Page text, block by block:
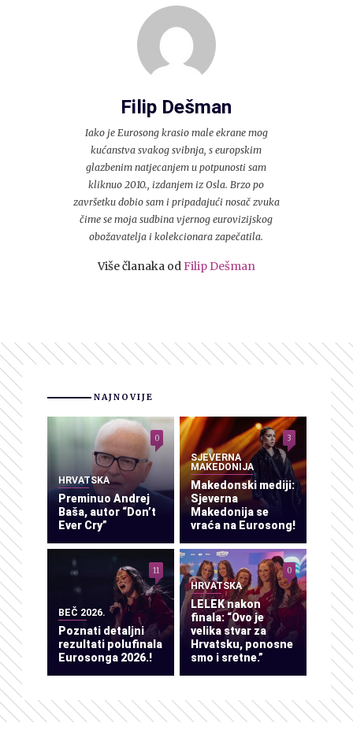
Filip Dešman
Iako je Eurosong krasio male ekrane mog
kućanstva svakog svibnja, s europskim
glazbenim natjecanjem u potpunosti sam
kliknuo 2010., izdanjem iz Osla. Brzo po
završetku dobio sam i pripadajući nosač zvuka
čime se moja sudbina vjernog eurovizijskog
obožavatelja i kolekcionara zapečatila.
Više članaka odFilip Dešman
NAJNOVIJE
HRVATSKA
Preminuo Andrej
Baša, autor “Don’t
Ever Cry”
0
SJEVERNA
MAKEDONIJA
Makedonski mediji:
Sjeverna
Makedonija se
vraća na Eurosong!
3
BEČ 2026.
Poznati detaljni
rezultati polufinala
Eurosonga 2026.!
11
HRVATSKA
LELEK nakon
finala: “Ovo je
velika stvar za
Hrvatsku, ponosne
smo i sretne.”
0